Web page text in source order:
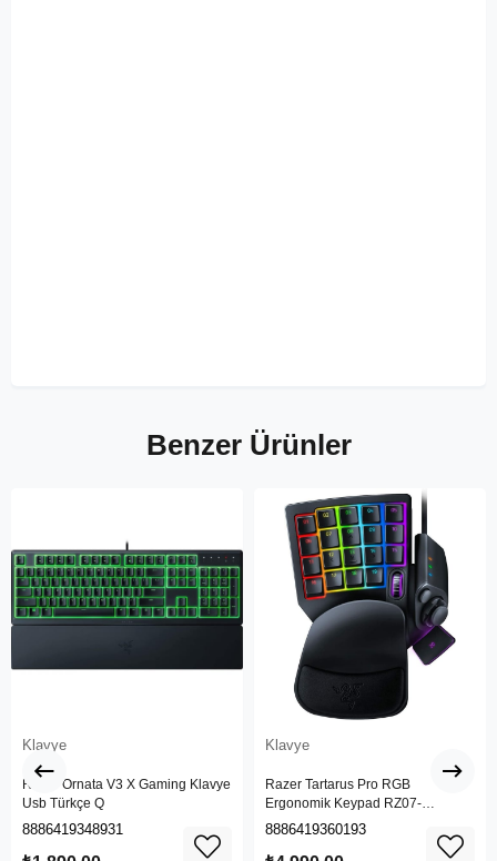
Benzer Ürünler
Klavye
Razer Ornata V3 X Gaming Klavye
Usb Türkçe Q
8886419348931
Klavye
Razer Tartarus Pro RGB
Ergonomik Keypad RZ07-
03110100-R3M1
8886419360193